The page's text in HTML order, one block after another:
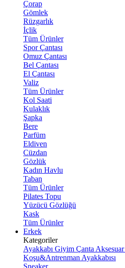
Çorap
Gömlek
Rüzgarlık
İçlik
Tüm Ürünler
Spor Çantası
Omuz Çantası
Bel Çantası
El Çantası
Valiz
Tüm Ürünler
Kol Saati
Kulaklık
Şapka
Bere
Parfüm
Eldiven
Cüzdan
Gözlük
Kadın Havlu
Taban
Tüm Ürünler
Pilates Topu
Yüzücü Gözlüğü
Kask
Tüm Ürünler
Erkek
Kategoriler
Ayakkabı Giyim Çanta Aksesuar
Koşu&Antrenman Ayakkabısı
Sneaker